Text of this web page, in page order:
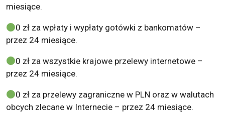
miesiące.
0 zł za wpłaty i wypłaty gotówki z bankomatów –
przez 24 miesiące.
0 zł za wszystkie krajowe przelewy internetowe –
przez 24 miesiące.
0 zł za przelewy zagraniczne w PLN oraz w walutach
obcych zlecane w Internecie – przez 24 miesiące.